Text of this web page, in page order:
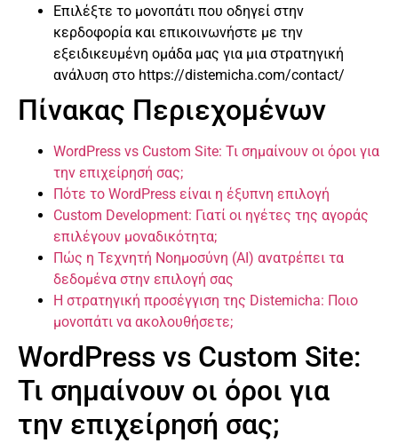
Επιλέξτε το μονοπάτι που οδηγεί στην
κερδοφορία και επικοινωνήστε με την
εξειδικευμένη ομάδα μας για μια στρατηγική
ανάλυση στο https://distemicha.com/contact/
Πίνακας Περιεχομένων
WordPress vs Custom Site: Τι σημαίνουν οι όροι για
την επιχείρησή σας;
Πότε το WordPress είναι η έξυπνη επιλογή
Custom Development: Γιατί οι ηγέτες της αγοράς
επιλέγουν μοναδικότητα;
Πώς η Τεχνητή Νοημοσύνη (AI) ανατρέπει τα
δεδομένα στην επιλογή σας
Η στρατηγική προσέγγιση της Distemicha: Ποιο
μονοπάτι να ακολουθήσετε;
WordPress vs Custom Site:
Τι σημαίνουν οι όροι για
την επιχείρησή σας;